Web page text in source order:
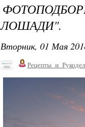
ЛОШАДИ".
Вторник, 01 Мая